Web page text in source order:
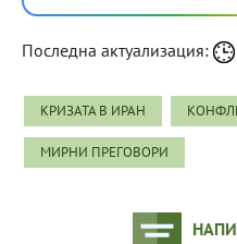
Последна актуализация:
КРИЗАТА В ИРАН
МИРНИ ПРЕГОВОРИ